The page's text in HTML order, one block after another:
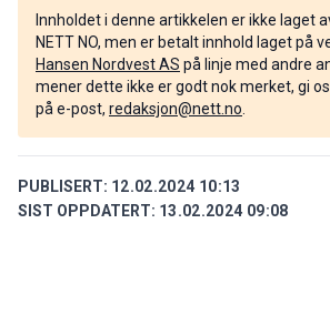
Innholdet i denne artikkelen er ikke laget
NETT NO, men er betalt innhold laget på
Hansen Nordvest AS på linje med andre
mener dette ikke er godt nok merket, gi
på e-post, redaksjon@nett.no
PUBLISERT: 12.02.2024 10:13
SIST OPPDATERT: 13.02.2024 09:08